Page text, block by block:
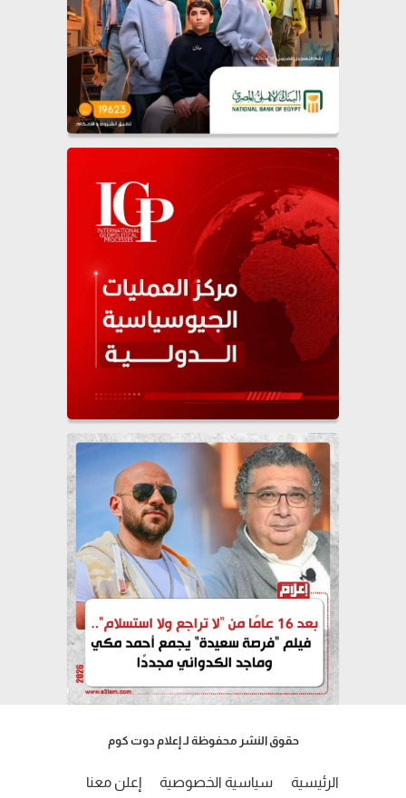
حقوق النشر محفوظة لـ إعلام دوت كوم
الرئيسية سياسية الخصوصية إعلن معنا